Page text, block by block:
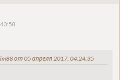
от 05 апреля 2017, 04:24:35